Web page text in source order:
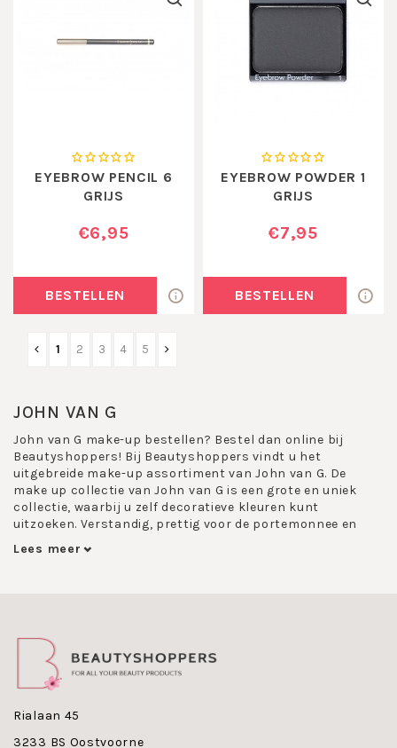
EYEBROW PENCIL 6
GRIJS
€6,95
BESTELLEN
EYEBROW POWDER 1
GRIJS
€7,95
BESTELLEN
1 2 3 4 5
JOHN VAN G
John van G make-up bestellen? Bestel dan online bij
Beautyshoppers! Bij Beautyshoppers vindt u het
uitgebreide make-up assortiment van John van G. De
make up collectie van John van G is een grote en uniek
collectie, waarbij u zelf decoratieve kleuren kunt
uitzoeken. Verstandig, prettig voor de portemonnee en
d.m.v. handige make-up blokjes.
betaalbare kwaliteit en ruime keuze, maar ook vanwege
het unieke navulbare magneetsysteem. Dit systeem geeft
u optimale keuzevrijheid. John van G heeft dit systeem
voor oogschaduw, blusher, make up poeder en foundation.
Met de make-up collectie van John van G kun je alle
aanbod. En creeer met gemak smokey eyes, kies zachte
Lees meer
Rialaan 45
3233 BS Oostvoorne